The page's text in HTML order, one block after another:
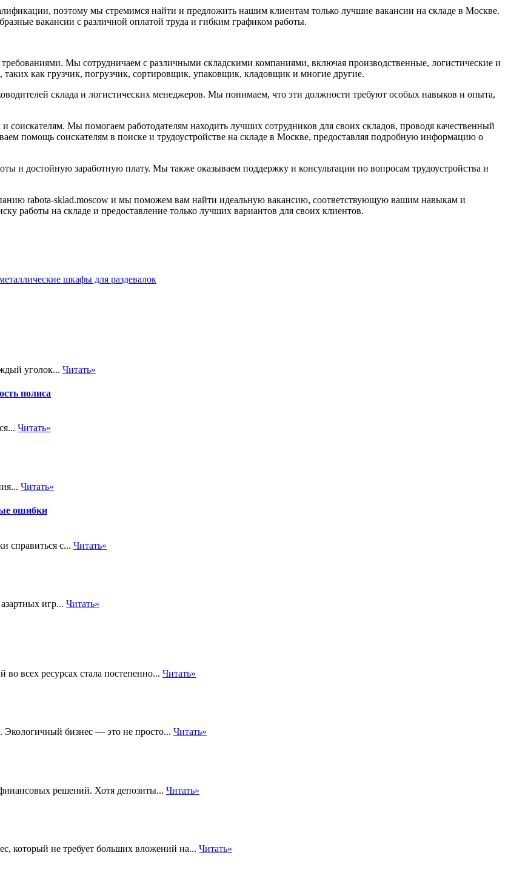
поэтому мы стремимся найти и предложить нашим клиентам только лучшие вакансии на складе в Москве.
вакансии с различной оплатой труда и гибким графиком работы.
Мы сотрудничаем с различными складскими компаниями, включая производственные, логистические и
как грузчик, погрузчик, сортировщик, упаковщик, кладовщик и многие другие.
склада и логистических менеджеров. Мы понимаем, что эти должности требуют особых навыков и опыта,
соискателям. Мы помогаем работодателям находить лучших сотрудников для своих складов, проводя качественный
помощь соискателям в поиске и трудоустройстве на складе в Москве, предоставляя подробную информацию о
и достойную заработную плату. Мы также оказываем поддержку и консультации по вопросам трудоустройства и
rabota-sklad.moscow и мы поможем вам найти идеальную вакансию, соответствующую вашим навыкам и
работы на складе и предоставление только лучших вариантов для своих клиентов.
шкафы для раздевалок
уголок... Читать»
полиса
Читать»
Читать»
ошибки
справиться с... Читать»
игр... Читать»
всех ресурсах стала постепенно... Читать»
Экологичный бизнес — это не просто... Читать»
решений. Хотя депозиты... Читать»
который не требует больших вложений на... Читать»